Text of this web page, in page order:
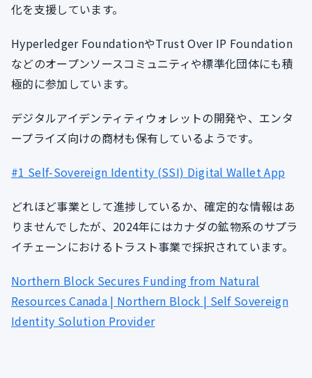
化を支援しています。
Hyperledger FoundationやTrust Over IP Foundation
などのオープンソースコミュニティや標準化団体にも積
極的に参加しています。
デジタルアイデンティティウォレットの開発や、エンタ
ープライズ向けの商材も保有しているようです。
#1 Self-Sovereign Identity (SSI) Digital Wallet App
どれほど事業として進捗しているか、確定的な情報はあ
りませんでしたが、2024年にはカナダの鉱物系のサプラ
イチェーンにおけるトラスト事業で採択されています。
Northern Block Secures Funding from Natural
Resources Canada | Northern Block | Self Sovereign
Identity Solution Provider